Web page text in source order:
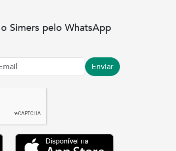
Simers pelo WhatsApp
Enviar